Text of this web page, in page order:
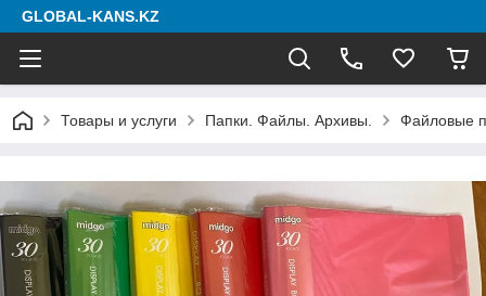
GLOBAL-KANS.KZ
Товары и услуги Папки. Файлы. Архивы. Файловые